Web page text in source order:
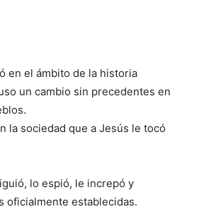
en el ámbito de la historia
un cambio sin precedentes en
la sociedad que a Jesús le tocó
lo espió, le increpó y
oficialmente establecidas.